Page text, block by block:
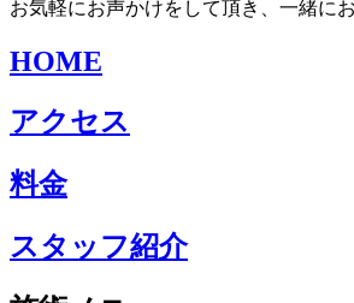
お気軽にお声かけをして頂き、一緒に
HOME
アクセス
料金
スタッフ紹介